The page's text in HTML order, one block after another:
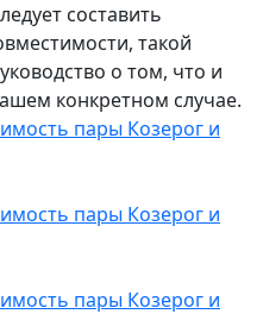
составить
такой
о том, что и
конкретном случае.
пары Козерог и
пары Козерог и
пары Козерог и